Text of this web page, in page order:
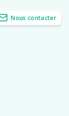
Nous contacter